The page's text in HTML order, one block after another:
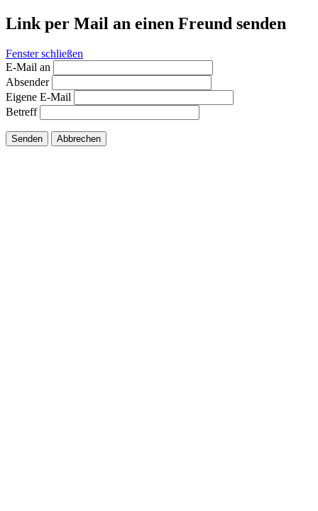
Link per Mail an einen Freund senden
Fenster schließen
E-Mail an
Absender
Eigene E-Mail
Betreff
Senden Abbrechen